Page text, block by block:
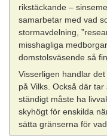
rikstäckande –
samarbetar med vad
stormavdelning,
misshagliga
domstolsväsende så
Visserligen handlar
på Vilks. Också där
ständigt måste ha
skyhögt för enskilda
sätta gränserna för